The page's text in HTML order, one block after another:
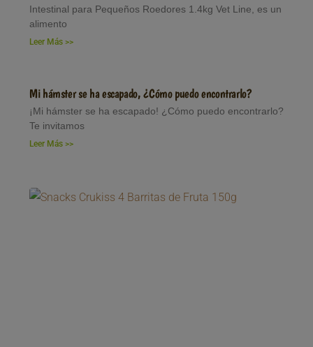
Intestinal para Pequeños Roedores 1.4kg Vet Line, es un
alimento
Leer Más >>
Mi hámster se ha escapado, ¿Cómo puedo encontrarlo?
¡Mi hámster se ha escapado! ¿Cómo puedo encontrarlo?
Te invitamos
Leer Más >>